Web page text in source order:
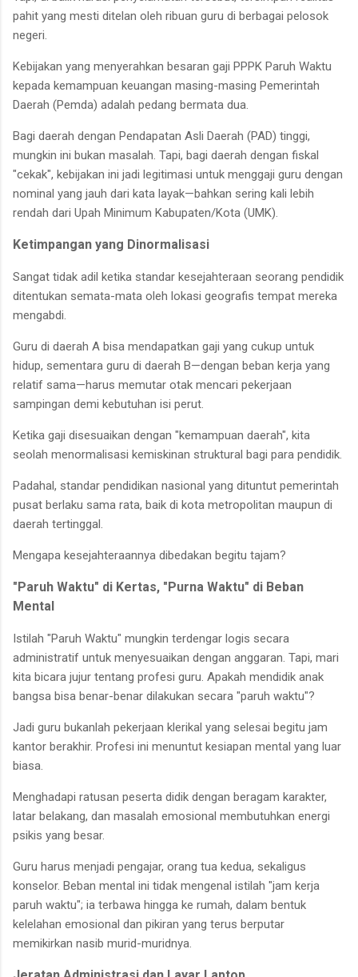
pahit yang mesti ditelan oleh ribuan guru di berbagai pelosok
negeri.
Kebijakan yang menyerahkan besaran gaji PPPK Paruh Waktu
kepada kemampuan keuangan masing-masing Pemerintah
Daerah (Pemda) adalah pedang bermata dua.
Bagi daerah dengan Pendapatan Asli Daerah (PAD) tinggi,
mungkin ini bukan masalah. Tapi, bagi daerah dengan fiskal
"cekak", kebijakan ini jadi legitimasi untuk menggaji guru dengan
nominal yang jauh dari kata layak—bahkan sering kali lebih
rendah dari Upah Minimum Kabupaten/Kota (UMK).
Ketimpangan yang Dinormalisasi
Sangat tidak adil ketika standar kesejahteraan seorang pendidik
ditentukan semata-mata oleh lokasi geografis tempat mereka
mengabdi.
Guru di daerah A bisa mendapatkan gaji yang cukup untuk
hidup, sementara guru di daerah B—dengan beban kerja yang
relatif sama—harus memutar otak mencari pekerjaan
sampingan demi kebutuhan isi perut.
Ketika gaji disesuaikan dengan "kemampuan daerah", kita
seolah menormalisasi kemiskinan struktural bagi para pendidik.
Padahal, standar pendidikan nasional yang dituntut pemerintah
pusat berlaku sama rata, baik di kota metropolitan maupun di
daerah tertinggal.
Mengapa kesejahteraannya dibedakan begitu tajam?
"Paruh Waktu" di Kertas, "Purna Waktu" di Beban
Mental
Istilah "Paruh Waktu" mungkin terdengar logis secara
administratif untuk menyesuaikan dengan anggaran. Tapi, mari
kita bicara jujur tentang profesi guru. Apakah mendidik anak
bangsa bisa benar-benar dilakukan secara "paruh waktu"?
Jadi guru bukanlah pekerjaan klerikal yang selesai begitu jam
kantor berakhir. Profesi ini menuntut kesiapan mental yang luar
biasa.
Menghadapi ratusan peserta didik dengan beragam karakter,
latar belakang, dan masalah emosional membutuhkan energi
psikis yang besar.
Guru harus menjadi pengajar, orang tua kedua, sekaligus
konselor. Beban mental ini tidak mengenal istilah "jam kerja
paruh waktu"; ia terbawa hingga ke rumah, dalam bentuk
kelelahan emosional dan pikiran yang terus berputar
memikirkan nasib murid-muridnya.